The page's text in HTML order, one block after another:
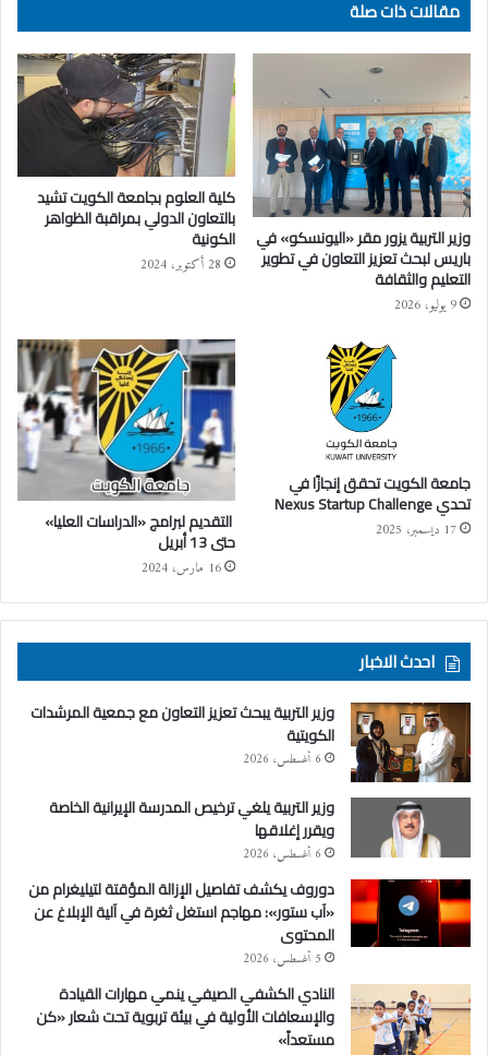
مقالات ذات صلة
وزير التربية يزور مقر «اليونسكو» في
باريس لبحث تعزيز التعاون في تطوير
التعليم والثقافة
9 يوليو، 2026
‏كلية العلوم بجامعة الكويت تشيد
بالتعاون الدولي بمراقبة الظواهر
الكونية
28 أكتوبر، 2024
جامعة الكويت تحقق إنجازًا في
تحدي Nexus Startup Challenge
17 ديسمبر، 2025 التقديم لبرامج «الدراسات العليا»
حتى 13 أبريل
16 مارس، 2024
احدث الاخبار
وزير التربية يبحث تعزيز التعاون مع جمعية المرشدات
الكويتية
6 أغسطس، 2026
وزير التربية يلغي ترخيص المدرسة الإيرانية الخاصة
ويقرر إغلاقها
6 أغسطس، 2026
دوروف يكشف تفاصيل الإزالة المؤقتة لتيليغرام من
«آب ستور»: مهاجم استغل ثغرة في آلية الإبلاغ عن
المحتوى
5 أغسطس، 2026
النادي الكشفي الصيفي ينمي مهارات القيادة
والإسعافات الأولية في بيئة تربوية تحت شعار «كن
مستعداً»